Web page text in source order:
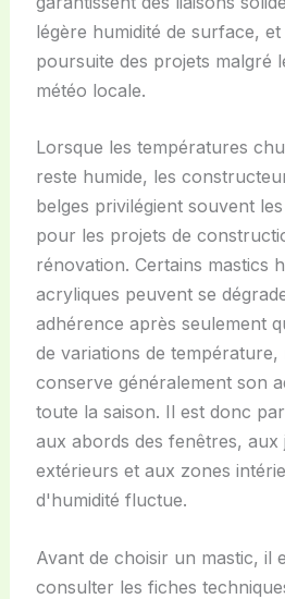
légère humidité de surface,
poursuite des projets malgré
météo locale.
Lorsque les températures
reste humide, les
belges privilégient souvent
pour les projets de
rénovation. Certains mastics
acryliques peuvent se
adhérence après seulement
de variations de température,
conserve généralement son
toute la saison. Il est donc
aux abords des fenêtres, aux
extérieurs et aux zones
d'humidité fluctue.
Avant de choisir un mastic, il
consulter les fiches